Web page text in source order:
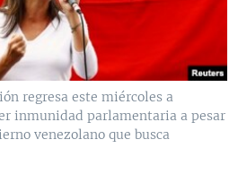
regresa este miércoles a
inmunidad parlamentaria a pesar
venezolano que busca